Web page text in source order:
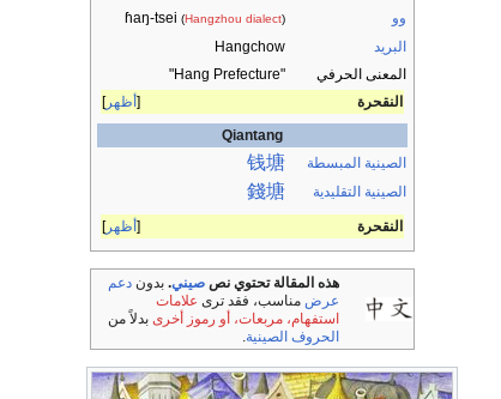
وو ɦaŋ-tsei (Hangzhou dialect)
البريد
Hangchow
المعنى الحرفي
"Hang Prefecture"
أظهر
النقحرة
Qiantang
الصينية المبسطة
钱塘
الصينية التقليدية 錢塘
أظهر النقحرة
هذه المقالة تحتوي نص صيني.بدون دعم
عرض مناسب، فقد ترى علامات
استفهام، مربعات، أو رموز أخرى بدلاً من
الحروف الصينية